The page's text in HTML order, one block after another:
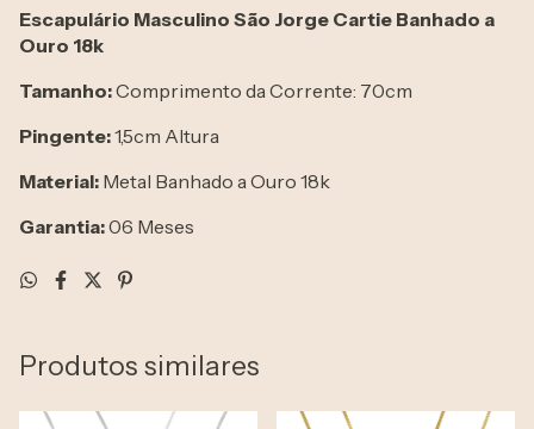
Escapulário Masculino São Jorge Cartie Banhado a
Ouro 18k
Tamanho:Comprimento da Corrente: 70cm
Pingente:1,5cm Altura
Material: Metal Banhado a Ouro 18k
Garantia:06 Meses
Produtos similares